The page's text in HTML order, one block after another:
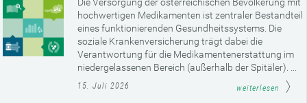
Die Versorgung der österreichischen Bevölkerung mit
hochwertigen Medikamenten ist zentraler Bestandteil
eines funktionierenden Gesundheitssystems. Die
soziale Krankenversicherung trägt dabei die
Verantwortung für die Medikamentenerstattung im
niedergelassenen Bereich (außerhalb der Spitäler). ...
15. Juli 2026 weiterlesen